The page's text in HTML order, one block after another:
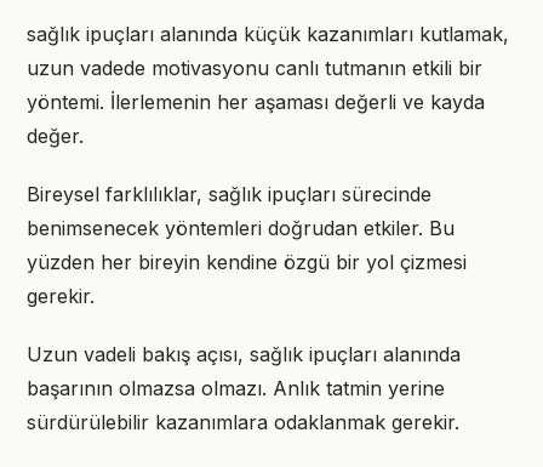
sağlık ipuçları alanında küçük kazanımları kutlamak,
uzun vadede motivasyonu canlı tutmanın etkili bir
yöntemi. İlerlemenin her aşaması değerli ve kayda
değer.
Bireysel farklılıklar, sağlık ipuçları sürecinde
benimsenecek yöntemleri doğrudan etkiler. Bu
yüzden her bireyin kendine özgü bir yol çizmesi
gerekir.
Uzun vadeli bakış açısı, sağlık ipuçları alanında
başarının olmazsa olmazı. Anlık tatmin yerine
sürdürülebilir kazanımlara odaklanmak gerekir.